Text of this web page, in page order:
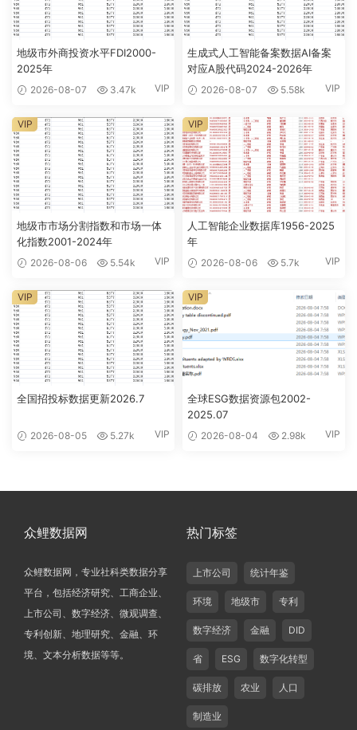
地级市外商投资水平FDI2000-
2025年
2026-08-07 3.47k VIP
生成式人工智能备案数据AI备案
对应A股代码2024-2026年
2026-08-07 5.58k VIP
地级市市场分割指数和市场一体
化指数2001-2024年
2026-08-06 5.54k VIP
VIP
人工智能企业数据库1956-2025
年
2026-08-06 5.7k VIP
VIP
全国招投标数据更新2026.7
2026-08-05 5.27k VIP
VIP
全球ESG数据资源包2002-
2025.07
2026-08-04 2.98k VIP
VIP
众鲤数据网
众鲤数据网，专业社科类数据分享
平台，包括经济研究、工商企业、
上市公司、数字经济、微观调查、
专利创新、地理研究、金融、环
境、文本分析数据等等。
热门标签
上市公司 统计年鉴
环境 地级市 专利
数字经济 金融 DID
省 ESG 数字化转型
碳排放 农业 人口
制造业